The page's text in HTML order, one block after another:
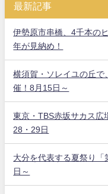
最新記事
伊勢原市串橋、4千本の
年が見納め！
横須賀・ソレイユの丘で
催！8月15日～
東京・TBS赤坂サカス広
28・29日
大分を代表する夏祭り
日～